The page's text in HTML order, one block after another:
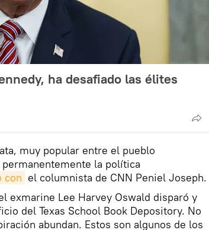
ha desafiado las élites
muy popular entre el pueblo
la política
con el columnista de CNN Peniel Joseph.
exmarine Lee Harvey Oswald disparó y
del Texas School Book Depository. No
abundan. Estos son algunos de los